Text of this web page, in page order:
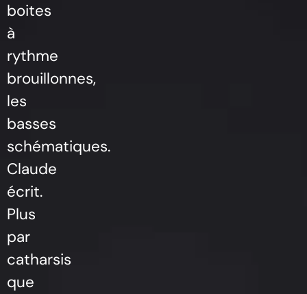
boites
à
rythme
brouillonnes,
les
basses
schématiques.
Claude
écrit.
Plus
par
catharsis
que